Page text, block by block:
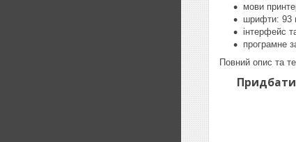
мови
шрифти: 93
інтерфейс
програмне
Повний опис та
Придбати